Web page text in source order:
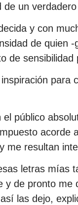
de un
y con
de quien
de sensibilidad
para
público
acorde
me resultan
letras mías
y de pronto
las dejo,